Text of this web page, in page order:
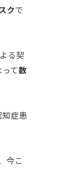
クで
る契
て数
症患
今こ